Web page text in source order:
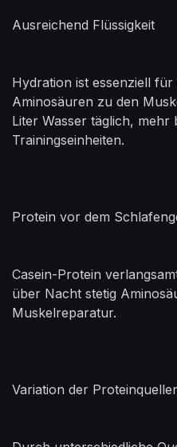
Ausreichend Flüssigkeit
Hydration ist essenziell
Aminosäuren zu den
Liter Wasser täglich, mehr
Trainingseinheiten.
Protein vor dem
Casein-Protein
über Nacht stetig
Muskelreparatur.
Variation der